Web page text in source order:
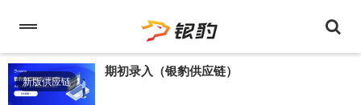
新版供应链
期初录入（银豹供应链）